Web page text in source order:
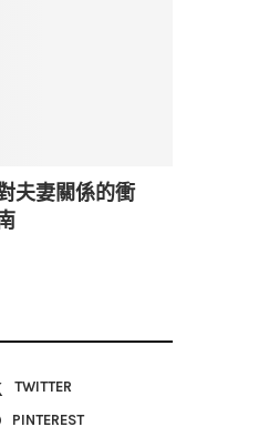
夫妻關係的衝
TWITTER
PINTEREST